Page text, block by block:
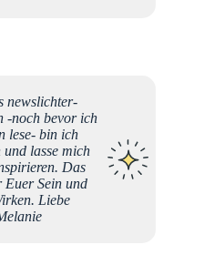
newslichter-
-noch bevor ich
lese- bin ich
lasse mich
Das
Euer Sein und
Liebe